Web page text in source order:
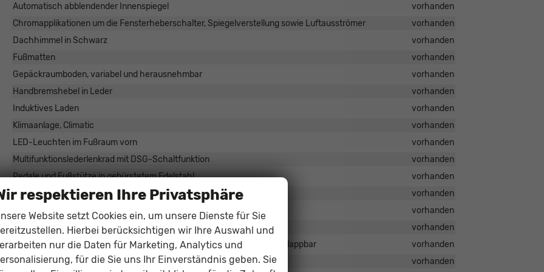
Automatisch abblendender Innenspiegel
vorhanden
Chromapplikationen um die Fensterheberschalter, Spiegelverstellung sowie Luftausströmer
vorhanden
Dachhimmel in Schwarz
vorhanden
Fußmatten
vorhanden
Gepäckraumboden, variabel und herausnehmbar
vorhanden
Handbremshebel in Leder
vorhanden
Induktives Laden
vorhanden
Klimaanlage, Climatic
vorhanden
LED-Leuchten im Fußraum vorn
vorhanden
Multifunktionslederlenkrad mit DSG-Schaltfunktion
vorhanden
Pedale und Fußstütze in gebürstetem Edelstahl
vorhanden
Schaltknauf in Leder
vorhanden
Sport-Komfortsitze vorn
vorhanden
Taschen an den Rückseiten der Vordersitze
vorhanden
Ungeteilte Rücksitzbank, die Rückenlehne ist asymmetrisch geteilt umklappbar
vorhanden
Vordersitze mit Höheneinstellung
vorhanden
respektieren Ihre Privatsphäre
Website setzt Cookies ein, um unsere Dienste für Sie
Hierbei berücksichtigen wir Ihre Auswahl und
nur die Daten für Marketing, Analytics und
für die Sie uns Ihr Einverständnis geben. Sie